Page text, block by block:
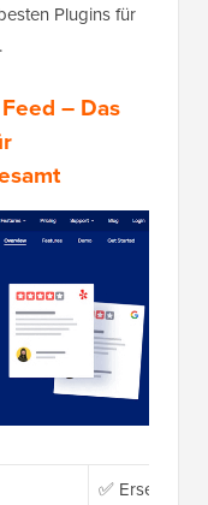
Plugins für
– Das
✅ Ersetzt